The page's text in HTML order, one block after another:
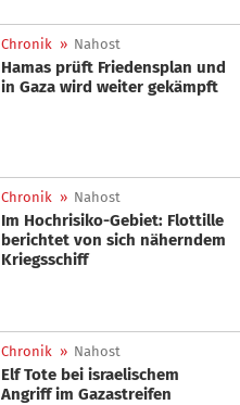
Chronik » Nahost
Hamas prüft Friedensplan und
in Gaza wird weiter gekämpft
Chronik » Nahost
Im Hochrisiko-Gebiet: Flottille
berichtet von sich näherndem
Kriegsschiff
Chronik » Nahost
Elf Tote bei israelischem
Angriff im Gazastreifen